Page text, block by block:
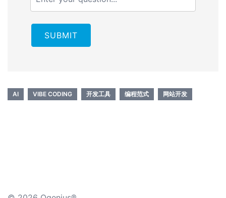
SUBMIT
AI VIBE CODING 开发工具 编程范式 网站开发